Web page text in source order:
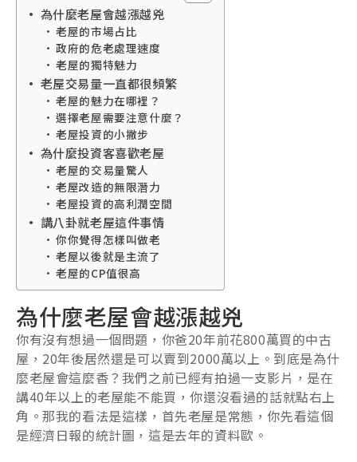
為什麼老屋會越漲越兇
老屋的市場占比
政府的危老處理速度
老屋的獨特魅力
老屋交易量一直都很頻繁
老屋的魅力在哪裡？
選擇老屋需要注意什麼？
老屋投資的小撇步
為什麼投資客喜歡老屋
老屋的交易量驚人
老屋改造的無限潛力
老屋投資的高利潤空間
講八卦就老屋這件事情
你你覺得怎樣叫做老
老屋以後就是主流了
老屋的CP值很高
為什麼老屋會越漲越兇
你有沒有想過一個問題，你爸20年前花800萬買的中古
屋，20年後居然還是可以賣到2000萬以上。到底是為什
麼老屋會這麼香？我們之前已經有拍過一支影片，是在
講40年以上的老屋能不能買，你還沒看過的話就點右上
角。那我的看法是這樣，首先老屋是常態，你先看這個
是經濟日報的統計圖，這是去年的資料歐。